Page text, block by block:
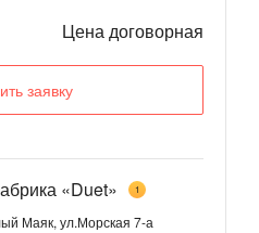
Цена договорная
заявку
«Duet» 1
Маяк, ул.Морская 7-а